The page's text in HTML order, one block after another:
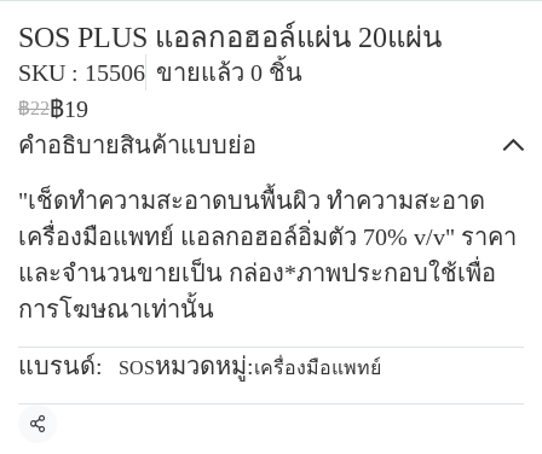
SOS PLUS แอลกอฮอล์แผ่น 20แผ่น
SKU : 15506 ขายแล้ว 0 ชิ้น
฿22฿19
คำอธิบายสินค้าแบบย่อ
"เช็ดทำความสะอาดบนพื้นผิว ทำความสะอาด
เครื่องมือแพทย์ แอลกอฮอล์อิ่มตัว 70% v/v" ราคา
และจำนวนขายเป็น กล่อง*ภาพประกอบใช้เพื่อ
การโฆษณาเท่านั้น
แบรนด์: SOSหมวดหมู่:เครื่องมือแพทย์
แชร์